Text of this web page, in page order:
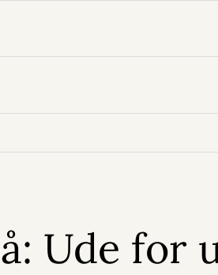
Ude for